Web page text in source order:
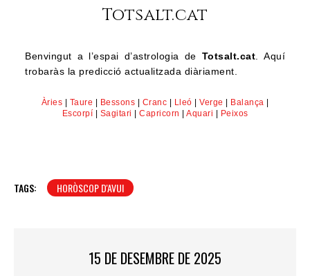
Totsalt.cat
Benvingut a l’espai d’astrologia de Totsalt.cat. Aquí
trobaràs la predicció actualitzada diàriament.
Àries Taure Bessons Cranc Lleó Verge Balança
Escorpí
Sagitari Capricorn Aquari Peixos
TAGS: HORÒSCOP D'AVUI
15 DE DESEMBRE DE 2025